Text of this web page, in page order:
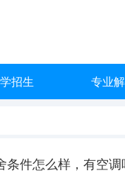
招生 专业
件怎么样，有空调